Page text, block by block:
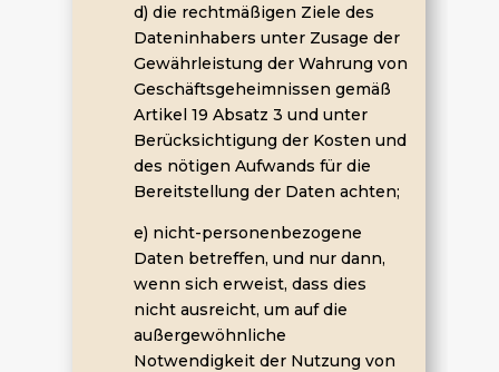
d) die rechtmäßigen Ziele des
Dateninhabers unter Zusage der
Gewährleistung der Wahrung von
Geschäftsgeheimnissen gemäß
Artikel 19 Absatz 3 und unter
Berücksichtigung der Kosten und
des nötigen Aufwands für die
Bereitstellung der Daten achten;
e) nicht-personenbezogene
Daten betreffen, und nur dann,
wenn sich erweist, dass dies
nicht ausreicht, um auf die
außergewöhnliche
Notwendigkeit der Nutzung von